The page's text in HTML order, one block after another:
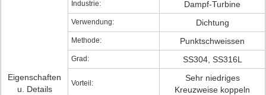
Eigenschaften
u. Details
Industrie: Dampf-Turbine
Verwendung: Dichtung
Methode: Punktschweissen
Grad: SS304, SS316L
Vorteil:
Sehr niedriges
Kreuzweise koppeln